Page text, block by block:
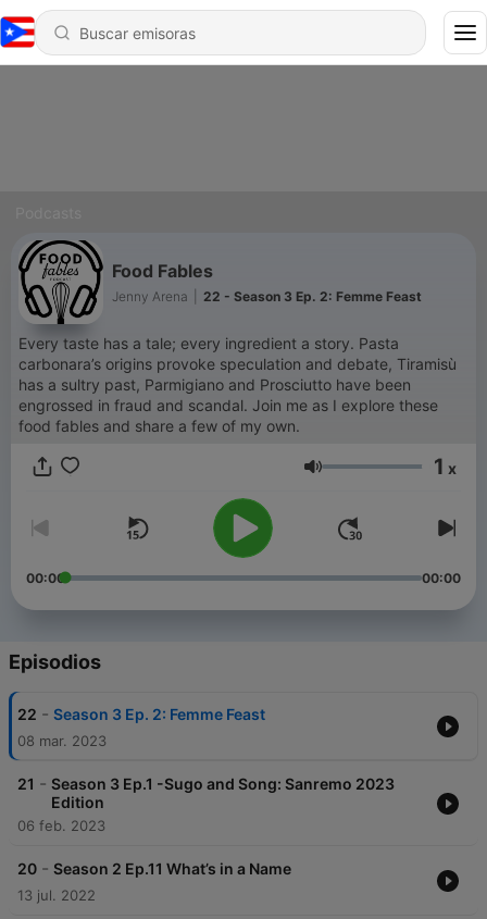
Food Fables
Jenny Arena 22 - Season 3 Ep. 2: Femme Feast
Every taste has a tale; every ingredient a story. Pasta
carbonara’s origins provoke speculation and debate, Tiramisù
has a sultry past, Parmigiano and Prosciutto have been
engrossed in fraud and scandal. Join me as I explore these
food fables and share a few of my own.
Volumen 1 x
00:00 00:00
Episodios
22 - Season 3 Ep. 2: Femme Feast
08 mar. 2023
21 - Season 3 Ep.1 -Sugo and Song: Sanremo 2023
Edition
06 feb. 2023
20 - Season 2 Ep.11 What’s in a Name
13 jul. 2022